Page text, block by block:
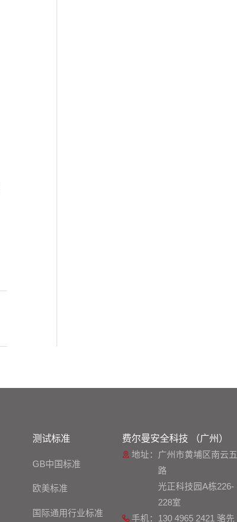
测试标准
GB中国标准
欧美标准
国际通用行业标准
费尔曼安全科技 （广州）
地址： 广州市黄埔区南云五
路
光正科技园A栋226-
228室
手机： 130 4965 2421 骆先